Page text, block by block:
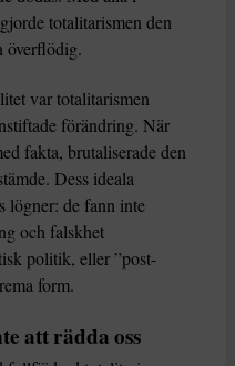
totalitarismen den
överflödig.
var totalitarismen
förändring. När
fakta, brutaliserade den
Dess ideala
lögner: de fann inte
och falskhet
politik, eller ”post-
form.
att rädda oss